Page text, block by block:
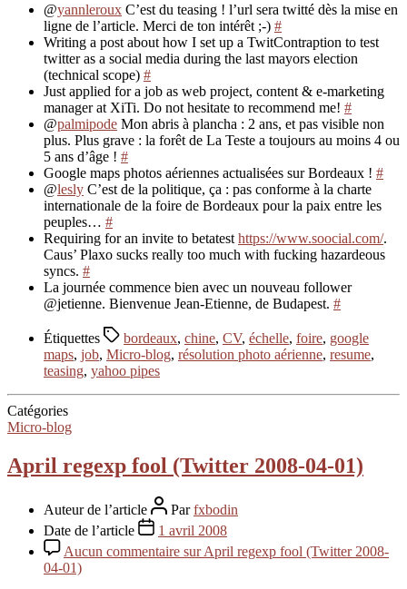
@yannleroux C’est du teasing ! l’url sera twitté dès la mise en
ligne de l’article. Merci de ton intérêt ;-) #
Writing a post about how I set up a TwitContraption to test
twitter as a social media during the last mayors election
(technical scope) #
Just applied for a job as web project, content & e-marketing
manager at XiTi. Do not hesitate to recommend me! #
@palmipode Mon abris à plancha : 2 ans, et pas visible non
plus. Plus grave : la forêt de La Teste a toujours au moins 4 ou
5 ans d’âge ! #
Google maps photos aériennes actualisées sur Bordeaux ! #
@lesly C’est de la politique, ça : pas conforme à la charte
internationale de la foire de Bordeaux pour la paix entre les
peuples… #
Requiring for an invite to betatest https://www.soocial.com/.
Caus’ Plaxo sucks really too much with fucking hazardeous
syncs. #
La journée commence bien avec un nouveau follower
@jetienne. Bienvenue Jean-Etienne, de Budapest. #
Étiquettes bordeaux, chine, CV, échelle, foire, google
maps, job, Micro-blog, résolution photo aérienne, resume,
teasing, yahoo pipes
Catégories
Micro-blog
April regexp fool (Twitter 2008-04-01)
Auteur de l’article Parfxbodin
Date de l’article
1 avril 2008
Aucun commentaire sur April regexp fool (Twitter 2008-
04-01)